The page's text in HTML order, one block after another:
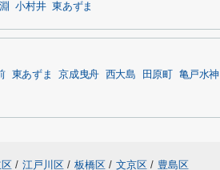
小村井 東あずま
東あずま 京成曳舟 西大島 田原町 亀戸水神
区 / 江戸川区 / 板橋区 / 文京区 / 豊島区